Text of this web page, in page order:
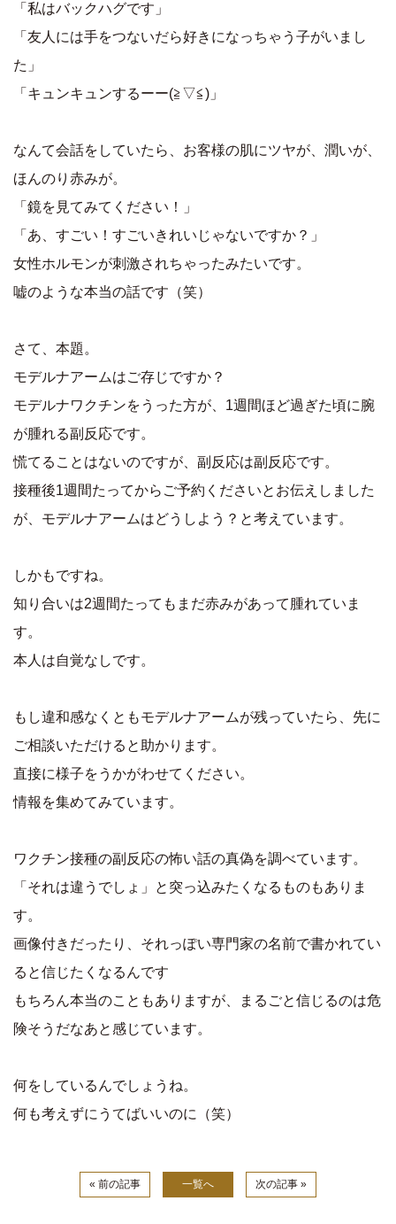
「私はバックハグです」
「友人には手をつないだら好きになっちゃう子がいまし
た」
「キュンキュンするーー(≧▽≦)」
なんて会話をしていたら、お客様の肌にツヤが、潤いが、
ほんのり赤みが。
「鏡を見てみてください！」
「あ、すごい！すごいきれいじゃないですか？」
女性ホルモンが刺激されちゃったみたいです。
嘘のような本当の話です（笑）
さて、本題。
モデルナアームはご存じですか？
モデルナワクチンをうった方が、1週間ほど過ぎた頃に腕
が腫れる副反応です。
慌てることはないのですが、副反応は副反応です。
接種後1週間たってからご予約くださいとお伝えしました
が、モデルナアームはどうしよう？と考えています。
しかもですね。
知り合いは2週間たってもまだ赤みがあって腫れていま
す。
本人は自覚なしです。
もし違和感なくともモデルナアームが残っていたら、先に
ご相談いただけると助かります。
直接に様子をうかがわせてください。
情報を集めてみています。
ワクチン接種の副反応の怖い話の真偽を調べています。
「それは違うでしょ」と突っ込みたくなるものもありま
す。
画像付きだったり、それっぽい専門家の名前で書かれてい
ると信じたくなるんです
もちろん本当のこともありますが、まるごと信じるのは危
険そうだなあと感じています。
何をしているんでしょうね。
何も考えずにうてばいいのに（笑）
« 前の記事 一覧へ 次の記事 »